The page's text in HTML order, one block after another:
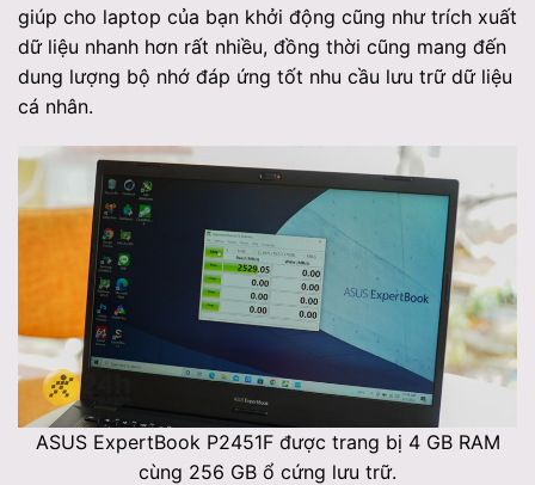
giúp cho laptop của bạn khởi động cũng như trích xuất
dữ liệu nhanh hơn rất nhiều, đồng thời cũng mang đến
dung lượng bộ nhớ đáp ứng tốt nhu cầu lưu trữ dữ liệu
cá nhân.
ASUS ExpertBook P2451F được trang bị 4 GB RAM
cùng 256 GB ổ cứng lưu trữ.